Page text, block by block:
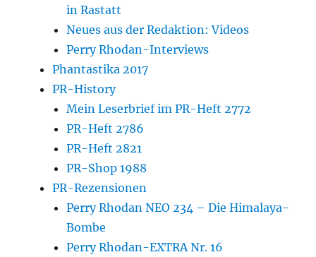
in Rastatt
Neues aus der Redaktion: Videos
Perry Rhodan-Interviews
Phantastika 2017
PR-History
Mein Leserbrief im PR-Heft 2772
PR-Heft 2786
PR-Heft 2821
PR-Shop 1988
PR-Rezensionen
Perry Rhodan NEO 234 – Die Himalaya-
Bombe
Perry Rhodan-EXTRA Nr. 16